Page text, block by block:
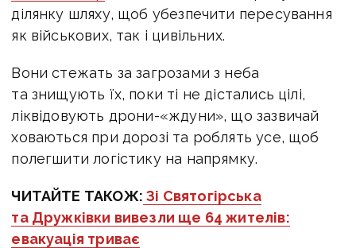
ділянку шляху, щоб убезпечити пересування
як військових, так і цивільних.
Вони стежать за загрозами з неба
та знищують їх, поки ті не дістались цілі,
ліквідовують дрони-«ждуни», що зазвичай
ховаються при дорозі та роблять усе, щоб
полегшити логістику на напрямку.
ЧИТАЙТЕ ТАКОЖ: Зі Святогірська
та Дружківки вивезли ще 64 жителів:
евакуація триває